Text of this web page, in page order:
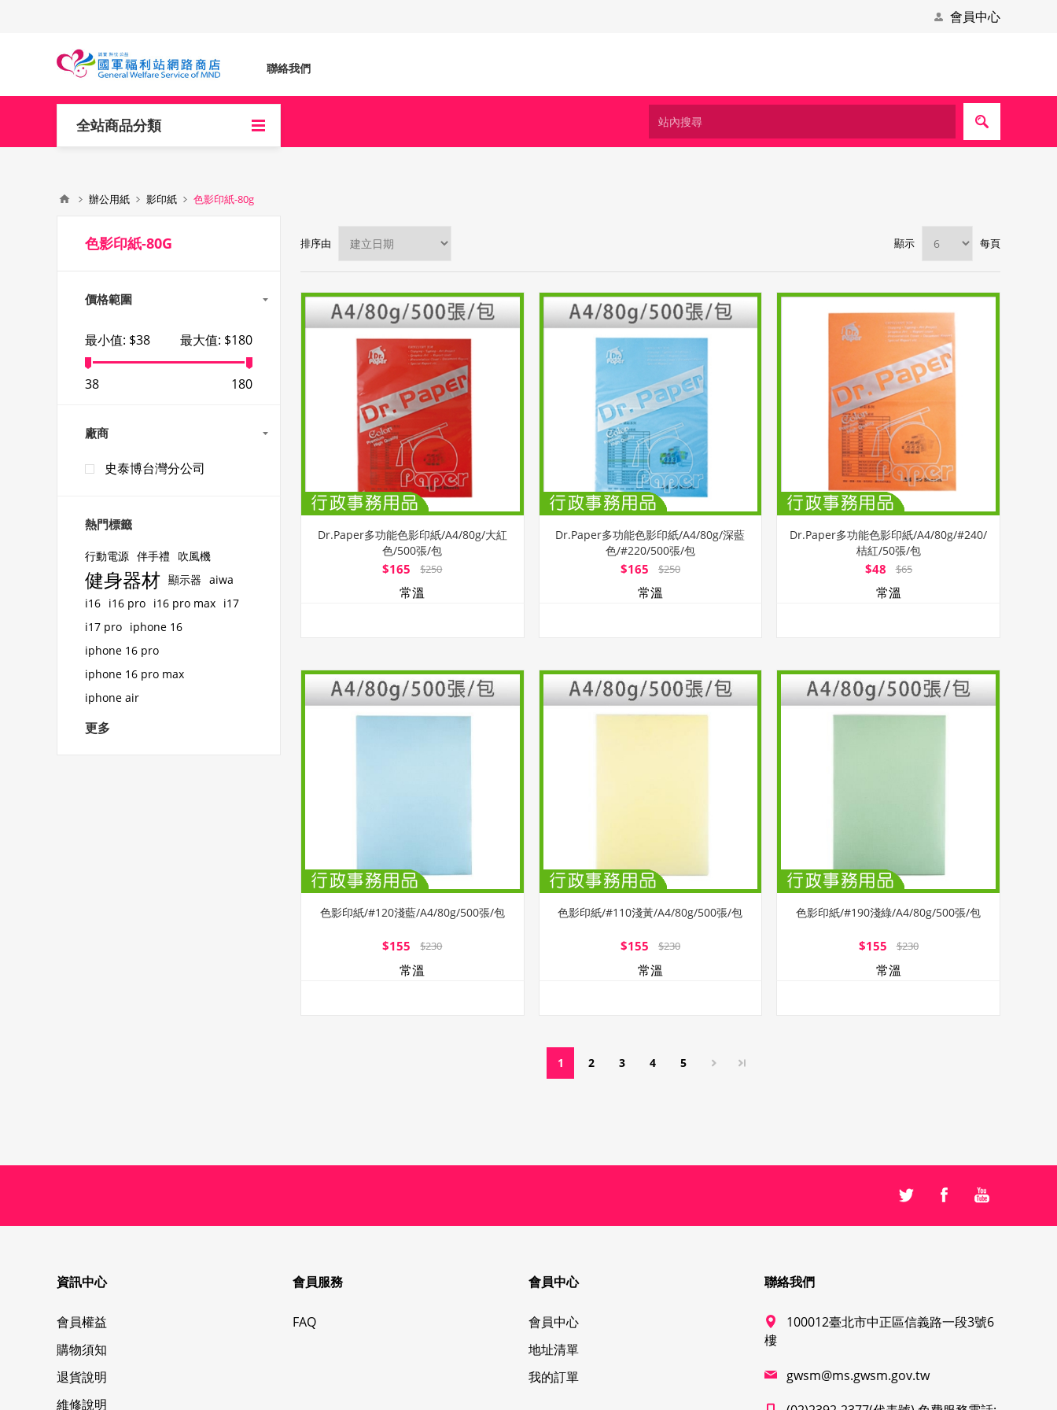
會員中心
聯絡我們
全站商品分類
辦公用紙 影印紙 色影印紙-80g
排序由 顯示 每頁
Dr.Paper多功能色影印紙/A4/80g/大紅
色/500張/包
$165 $250
常溫
Dr.Paper多功能色影印紙/A4/80g/深藍
色/#220/500張/包
$165 $250
常溫
Dr.Paper多功能色影印紙/A4/80g/#240/
桔紅/50張/包
$48 $65
常溫
色影印紙/#120淺藍/A4/80g/500張/包
$155 $230
常溫
色影印紙/#110淺黃/A4/80g/500張/包
$155 $230
常溫
色影印紙/#190淺綠/A4/80g/500張/包
$155 $230
常溫
1 2 3 4 5
色影印紙-80G
價格範圍
最小值: $38 最大值: $180
38 180
廠商
史泰博台灣分公司
熱門標籤
行動電源 伴手禮 吹風機
健身器材 顯示器 aiwa
i16 i16 pro i16 pro max i17
i17 pro iphone 16
iphone 16 pro
iphone 16 pro max
iphone air
更多
資訊中心
會員權益
購物須知
退貨說明
維修說明
會員服務
FAQ
會員中心
會員中心
地址清單
我的訂單
聯絡我們
100012臺北市中正區信義路一段3號6
樓
gwsm@ms.gwsm.gov.tw